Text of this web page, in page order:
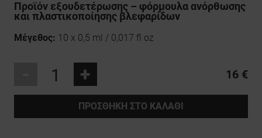
Προϊόν εξουδετέρωσης – φόρμουλα ανόρθωσης
και πλαστικοποίησης βλεφαρίδων
Μέγεθος: 10 x 0,5 ml / 0,017 fl oz
+ 16 €
ΠΡΟΣΘΉΚΗ ΣΤΟ ΚΑΛΆΘΙ